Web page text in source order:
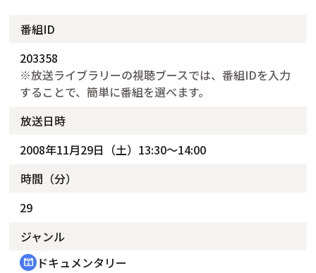
番組ID
203358
※放送ライブラリーの視聴ブースでは、番組IDを入力
することで、簡単に番組を選べます。
放送日時
2008年11月29日（土）13:30～14:00
時間（分）
29
ジャンル
cinematic_blur ドキュメンタリー